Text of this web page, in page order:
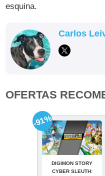
esquina.
Carlos
OFERTAS
DIGIMON STORY
CYBER SLEUTH:
-91%